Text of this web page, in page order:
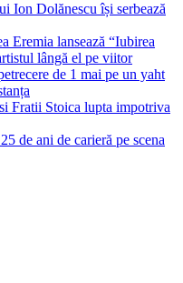
Ion Dolănescu își serbează
Eremia lansează “Iubirea
lângă el pe viitor
de 1 mai pe un yaht
Fratii Stoica lupta impotriva
de ani de carieră pe scena